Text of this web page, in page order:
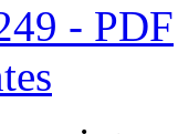
- PDF